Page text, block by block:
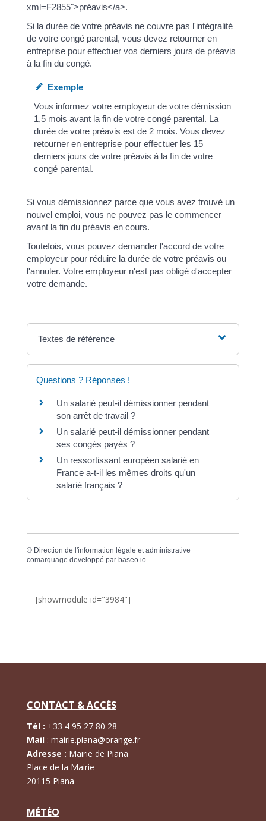
xml=F2855">préavis</a>.
Si la durée de votre préavis ne couvre pas l'intégralité
de votre congé parental, vous devez retourner en
entreprise pour effectuer vos derniers jours de préavis
à la fin du congé.
Exemple
Vous informez votre employeur de votre démission
1,5 mois avant la fin de votre congé parental. La
durée de votre préavis est de 2 mois. Vous devez
retourner en entreprise pour effectuer les 15
derniers jours de votre préavis à la fin de votre
congé parental.
Si vous démissionnez parce que vous avez trouvé un
nouvel emploi, vous ne pouvez pas le commencer
avant la fin du préavis en cours.
Toutefois, vous pouvez demander l'accord de votre
employeur pour réduire la durée de votre préavis ou
l'annuler. Votre employeur n'est pas obligé d'accepter
votre demande.
Textes de référence
Questions ? Réponses !
Un salarié peut-il démissionner pendant
son arrêt de travail ?
Un salarié peut-il démissionner pendant
ses congés payés ?
Un ressortissant européen salarié en
France a-t-il les mêmes droits qu'un
salarié français ?
© Direction de l'information légale et administrative
comarquage developpé par baseo.io
[showmodule id="3984"]
CONTACT & ACCÈS
Tél : +33 4 95 27 80 28
Mail: mairie.piana@orange.fr
Adresse : Mairie de Piana
Place de la Mairie
20115 Piana
MÉTÉO